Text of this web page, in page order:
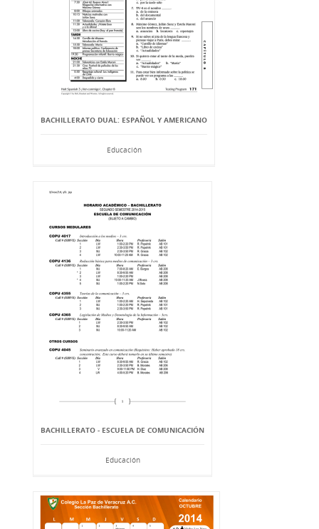
BACHILLERATO DUAL: ESPAÑOL Y AMERICANO
Educación
BACHILLERATO - ESCUELA DE COMUNICACIÓN
Educación